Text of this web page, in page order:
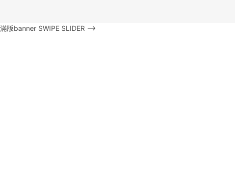
滿版banner SWIPE SLIDER -->